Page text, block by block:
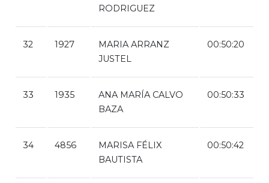
RODRIGUEZ
32 1927
MARIA ARRANZ
JUSTEL
00:50:20
33 1935
ANA MARÍA CALVO
BAZA
00:50:33
34 4856
MARISA FÉLIX
BAUTISTA
00:50:42